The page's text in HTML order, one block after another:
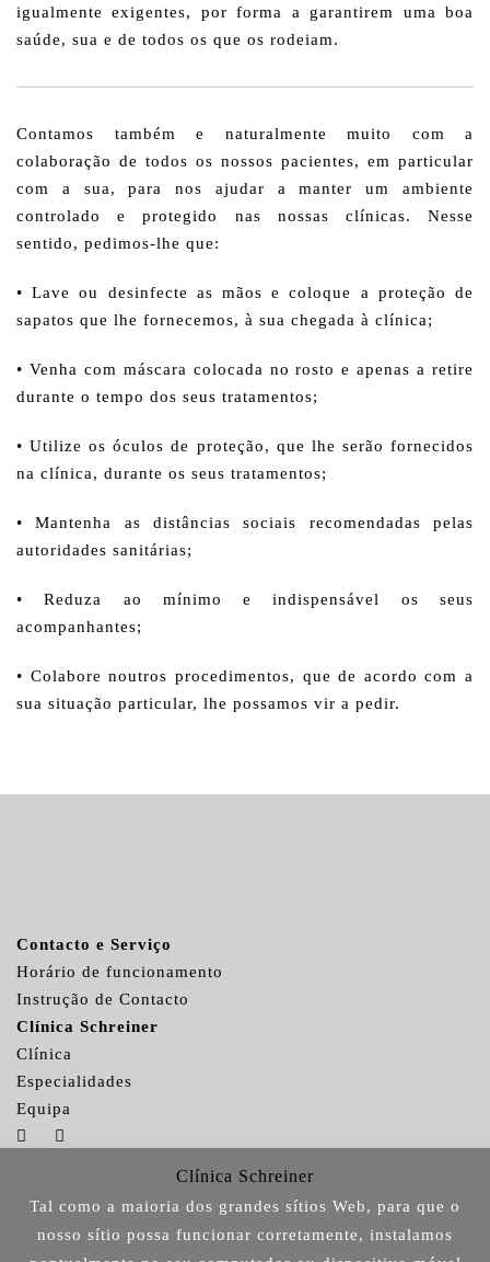
igualmente exigentes, por forma a garantirem uma boa
saúde, sua e de todos os que os rodeiam.
Contamos também e naturalmente muito com a
colaboração de todos os nossos pacientes, em particular
com a sua, para nos ajudar a manter um ambiente
controlado e protegido nas nossas clínicas. Nesse
sentido, pedimos-lhe que:
• Lave ou desinfecte as mãos e coloque a proteção de
sapatos que lhe fornecemos, à sua chegada à clínica;
• Venha com máscara colocada no rosto e apenas a retire
durante o tempo dos seus tratamentos;
• Utilize os óculos de proteção, que lhe serão fornecidos
na clínica, durante os seus tratamentos;
• Mantenha as distâncias sociais recomendadas pelas
autoridades sanitárias;
• Reduza ao mínimo e indispensável os seus
acompanhantes;
• Colabore noutros procedimentos, que de acordo com a
sua situação particular, lhe possamos vir a pedir.
Contacto e Serviço
Horário de funcionamento
Instrução de Contacto
Clínica Schreiner
Clínica
Especialidades
Equipa
Clínica Schreiner © 2026
Clínica Schreiner
Tal como a maioria dos grandes sítios Web, para que o
nosso sítio possa funcionar corretamente, instalamos